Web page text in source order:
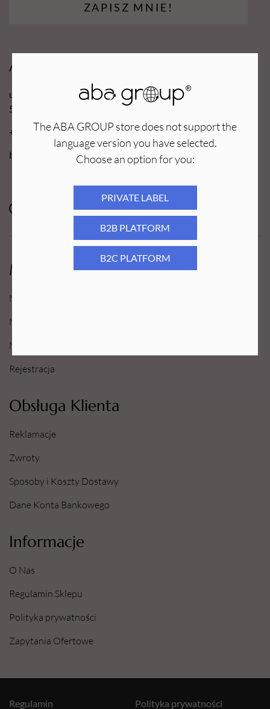
The ABA GROUP store does not support the
language version you have selected.
Choose an option for you:
PRIVATE LABEL
B2B PLATFORM
B2C PLATFORM
ZAPISZ MNIE!
Moje Konto
Moje konto
Moje Zamówienia
Moje Ulubione
Rejestracja
Obsługa Klienta
Reklamacje
Zwroty
Sposoby i Koszty Dostawy
Dane Konta Bankowego
Informacje
O Nas
Regulamin Sklepu
Polityka prywatności
Zapytania Ofertowe
Aba Group
ul. Robotnicza 70D
53-608 Wrocław
+48 71 727 60 16
bok@e-abagroup.com
Polityka prywatności
Regulamin